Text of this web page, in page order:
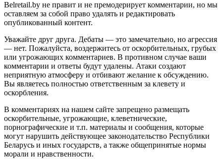
Belretail.by не правит и не премодерирует комментарии, но мы
оставляем за собой право удалять и редактировать
опубликованный контент.
Уважайте друг друга. Дебаты — это замечательно, но агрессия
— нет. Пожалуйста, воздержитесь от оскорбительных, грубых
или угрожающих комментариев. В противном случае ваши
комментарии и ответы будут удалены. Атаки создают
неприятную атмосферу и отбивают желание к обсуждению.
Вы являетесь полностью ответственным за клевету и
оскорбления.
В комментариях на нашем сайте запрещено размещать
оскорбительные, угрожающие, клеветнические,
порнографические и т.п. материалы и сообщения, которые
могут нарушить действующее законодательство Республики
Беларусь и иных государств, а также общепринятые нормы
морали и нравственности.